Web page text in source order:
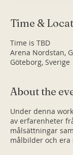
Time &
Time is TBD
Arena Nordstan,
Göteborg, Sverige
About the
Under denna
av erfarenheter
målsättningar
målbilder och